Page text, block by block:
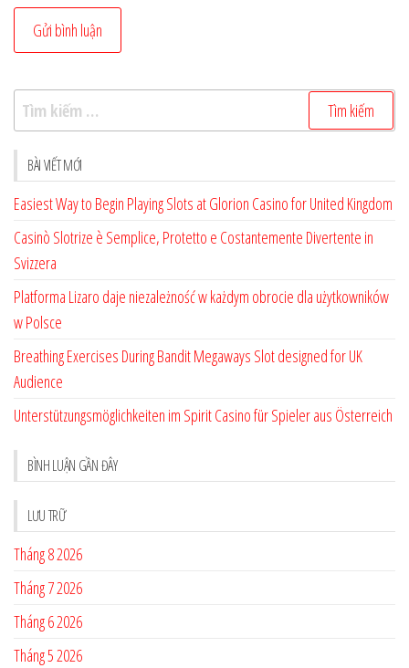
Tìm
kiếm
cho:
BÀI VIẾT MỚI
Easiest Way to Begin Playing Slots at Glorion Casino for United Kingdom
Casinò Slotrize è Semplice, Protetto e Costantemente Divertente in
Svizzera
Platforma Lizaro daje niezależność w każdym obrocie dla użytkowników
w Polsce
Breathing Exercises During Bandit Megaways Slot designed for UK
Audience
Unterstützungsmöglichkeiten im Spirit Casino für Spieler aus Österreich
BÌNH LUẬN GẦN ĐÂY
LƯU TRỮ
Tháng 8 2026
Tháng 7 2026
Tháng 6 2026
Tháng 5 2026